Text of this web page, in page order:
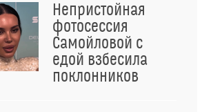
Непристойная
фотосессия
Самойловой с
едой взбесила
поклонников